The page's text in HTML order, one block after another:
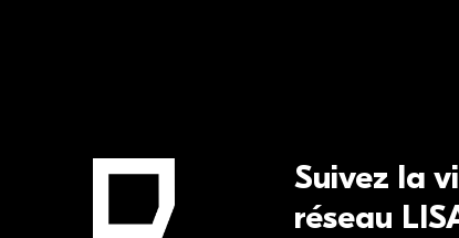
Suivez la
réseau